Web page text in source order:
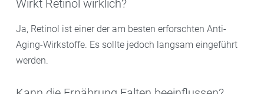
Wirkt Retinol wirklich?
Ja, Retinol ist einer der am besten erforschten Anti-
Aging-Wirkstoffe. Es sollte jedoch langsam eingeführt
werden.